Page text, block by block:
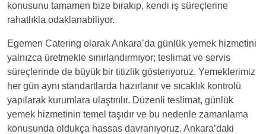
konusunu tamamen bize bırakıp, kendi iş süreçlerine
rahatlıkla odaklanabiliyor.
Egemen Catering olarak Ankara’da günlük yemek hizmetini
yalnızca üretmekle sınırlandırmıyor; teslimat ve servis
süreçlerinde de büyük bir titizlik gösteriyoruz. Yemeklerimiz
her gün aynı standartlarda hazırlanır ve sıcaklık kontrolü
yapılarak kurumlara ulaştırılır. Düzenli teslimat, günlük
yemek hizmetinin temel taşıdır ve bu nedenle zamanlama
konusunda oldukça hassas davranıyoruz. Ankara’daki